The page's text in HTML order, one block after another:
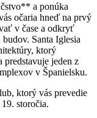
a ponúka
očaria hneď na prvý
v čase a odkryť⁢
Santa Iglesia
ktorý
predstavuje jeden z
v ‍Španielsku.
ktorý vás prevedie
storočia.